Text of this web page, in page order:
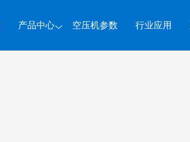
产品中心 空压机参数 行业应用